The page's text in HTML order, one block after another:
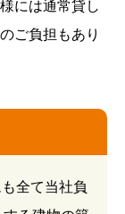
には通常貸し
ご負担もあり
全て当社負